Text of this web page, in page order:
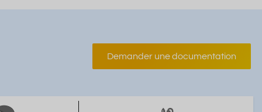
Demander une documentation